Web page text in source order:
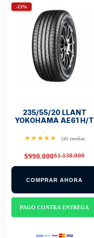
-13%
235/55/20 LLANT
YOKOHAMA AE61 H/T
★★★★★ 241 reseñas
$1.138.000
Original
price
$1.138.000.
$990.000Current
price
$990.000.
COMPRAR AHORA
PAGO CONTRA ENTREGA